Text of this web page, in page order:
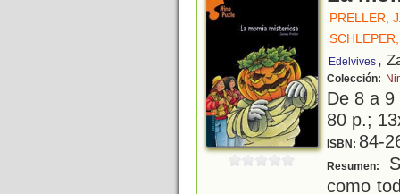
PRELLER,
Edelvives ,
Colección:
De 8 a
80 p.;
ISBN: 84-
Resumen:
como